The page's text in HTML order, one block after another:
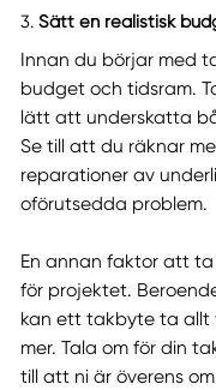
3.Sätt en realistisk
Innan du börjar med
budget och tidsram.
lätt att underskatta
Se till att du räknar
reparationer av
oförutsedda problem.
En annan faktor att
för projektet.
kan ett takbyte ta allt
mer. Tala om för din
till att ni är överens